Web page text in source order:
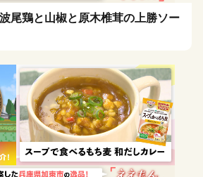
尾鶏と山椒と原木椎茸の上勝ソー